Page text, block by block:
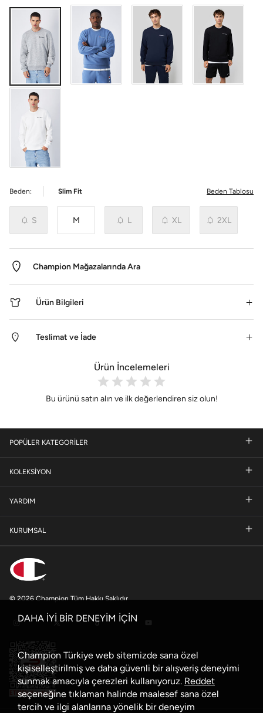
Beden: Slim Fit Beden Tablosu
S M L XL 2XL
Champion Mağazalarında Ara
Ürün Bilgileri
Teslimat ve İade
Ürün İncelemeleri
Bu ürünü satın alın ve ilk değerlendiren siz olun!
POPÜLER KATEGORİLER
KOLEKSİYON
YARDIM
KURUMSAL
© 2026 Champion Tüm Hakkı Saklıdır
DAHA İYİ BİR DENEYİM İÇİN
Champion Türkiye web sitemizde sana özel
kişiselleştirilmiş ve daha güvenli bir alışveriş deneyimi
sunmak amacıyla çerezleri kullanıyoruz. Reddet
seçeneğine tıklaman halinde maalesef sana özel
tercih ve ilgi alanlarına yönelik bir deneyim